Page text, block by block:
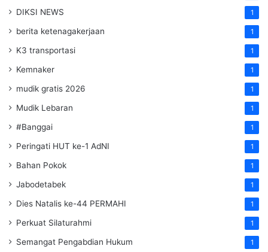
DIKSI NEWS 1
berita ketenagakerjaan 1
K3 transportasi 1
Kemnaker 1
mudik gratis 2026 1
Mudik Lebaran 1
#Banggai 1
Peringati HUT ke-1 AdNI 1
Bahan Pokok 1
Jabodetabek 1
Dies Natalis ke-44 PERMAHI 1
Perkuat Silaturahmi 1
Semangat Pengabdian Hukum 1